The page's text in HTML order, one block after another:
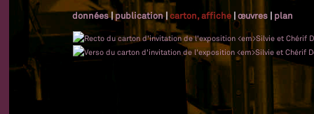
données|publication|carton, affiche |œuvres | plan